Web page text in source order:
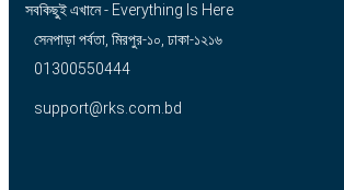
সবকিছুই এখানে - Everything Is Here
সেনপাড়া পর্বতা, মিরপুর-১০, ঢাকা-১২১৬
01300550444
support@rks.com.bd